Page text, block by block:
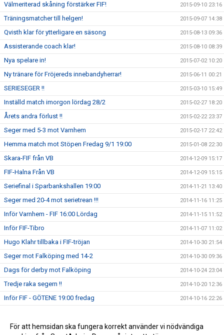
Välmeriterad skåning förstärker FIF! 2015-09-10 23:16
Träningsmatcher till helgen! 2015-09-07 14:38
Qvisth klar för ytterligare en säsong 2015-08-13 09:36
Assisterande coach klar! 2015-08-10 08:39
Nya spelare in! 2015-07-02 10:20
Ny tränare för Fröjereds innebandyherrar! 2015-06-11 00:21
SERIESEGER !! 2015-03-10 15:49
Inställd match imorgon lördag 28/2 2015-02-27 18:20
Årets andra förlust !! 2015-02-22 23:37
Seger med 5-3 mot Varnhem 2015-02-17 22:42
Hemma match mot Stöpen Fredag 9/1 19:00 2015-01-08 22:30
Skara-FIF från VB 2014-12-09 15:17
FIF-Halna Från VB 2014-12-09 15:15
Seriefinal i Sparbankshallen 19:00 2014-11-21 13:40
Seger med 20-4 mot serietrean !!! 2014-11-16 11:25
Inför Varnhem - FIF 16:00 Lördag 2014-11-15 11:52
Inför FIF-Tibro 2014-11-07 11:02
Hugo Klahr tillbaka i FIF-tröjan 2014-10-30 21:54
Seger mot Falköping med 14-2 2014-10-30 09:36
Dags för derby mot Falköping 2014-10-24 23:04
Tredje raka segern !! 2014-10-20 12:36
Inför FIF - GÖTENE 19:00 fredag 2014-10-16 22:26
Vinst i Premiären med 8-2 mot Vänersborg 2014-10-05 14:15
För att hemsidan ska fungera korrekt använder vi nödvändiga